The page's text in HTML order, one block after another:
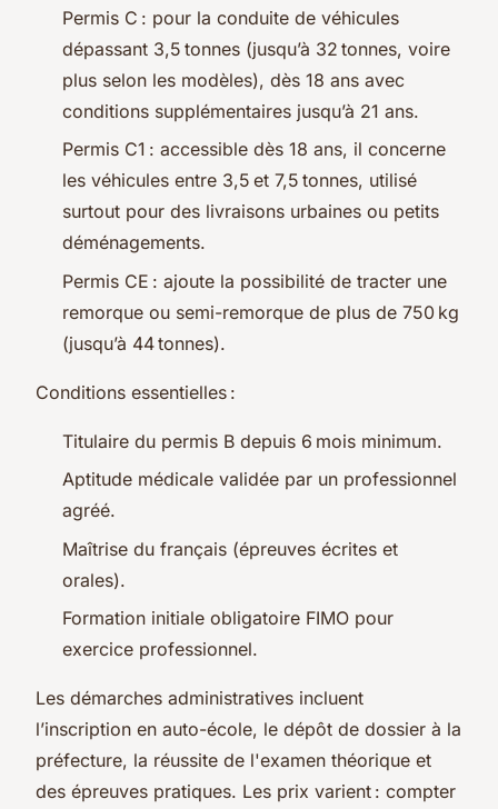
Permis C : pour la conduite de véhicules
dépassant 3,5 tonnes (jusqu’à 32 tonnes, voire
plus selon les modèles), dès 18 ans avec
conditions supplémentaires jusqu’à 21 ans.
Permis C1 : accessible dès 18 ans, il concerne
les véhicules entre 3,5 et 7,5 tonnes, utilisé
surtout pour des livraisons urbaines ou petits
déménagements.
Permis CE : ajoute la possibilité de tracter une
remorque ou semi-remorque de plus de 750 kg
(jusqu’à 44 tonnes).
Conditions essentielles :
Titulaire du permis B depuis 6 mois minimum.
Aptitude médicale validée par un professionnel
agréé.
Maîtrise du français (épreuves écrites et
orales).
Formation initiale obligatoire FIMO pour
exercice professionnel.
Les démarches administratives incluent
l’inscription en auto-école, le dépôt de dossier à la
préfecture, la réussite de l'examen théorique et
des épreuves pratiques. Les prix varient : compter